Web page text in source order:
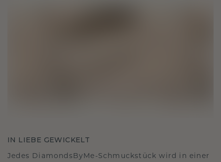
IN LIEBE GEWICKELT
Jedes DiamondsByMe-Schmuckstück wird in einer